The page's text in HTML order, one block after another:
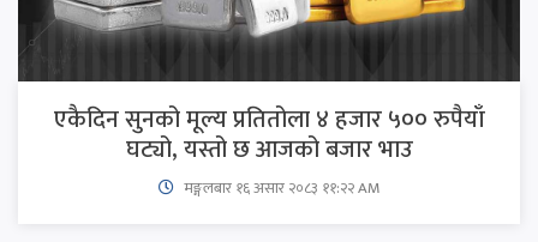
एकैदिन सुनको मूल्य प्रतितोला ४ हजार ५०० रुपैयाँ
घट्यो, यस्तो छ आजको बजार भाउ
मङ्गलबार १६ असार २०८३ ११:२२ AM